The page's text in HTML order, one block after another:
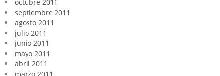
octubre 2011
septiembre 2011
agosto 2011
julio 2011
junio 2011
mayo 2011
abril 2011
marzo 2011